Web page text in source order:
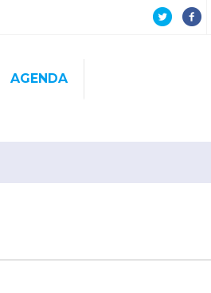
AGENDA